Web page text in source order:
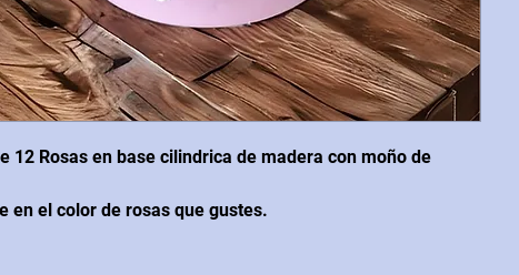
12 Rosas en base cilindrica de madera con moño de
en el color de rosas que gustes.